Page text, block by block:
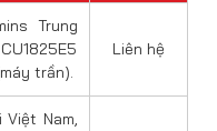
Trung
trần).
Liên hệ
Nam,